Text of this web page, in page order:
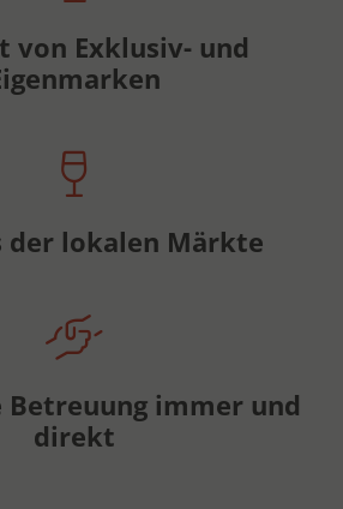
von Exklusiv- und
der lokalen Märkte
Betreuung immer und
direkt